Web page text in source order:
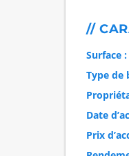
//
Surface :
Type de
Date
Prix